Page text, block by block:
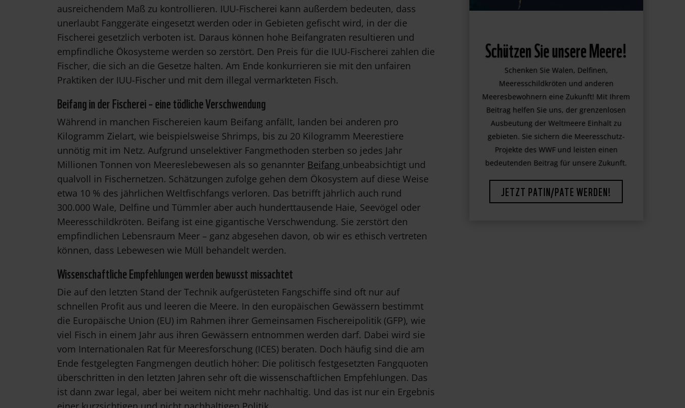
ausreichendem Maß zu kontrollieren. IUU-Fischerei kann außerdem bedeuten, dass
unerlaubt Fanggeräte eingesetzt werden oder in Gebieten gefischt wird, in der die
Fischerei gesetzlich verboten ist. Daraus können hohe Beifangraten resultieren und
empfindliche Ökosysteme werden so zerstört. Den Preis für die IUU-Fischerei zahlen die
Fischer, die sich an die Gesetze halten. Am Ende konkurrieren sie mit den unfairen
Praktiken der IUU-Fischer und mit dem illegal vermarkteten Fisch.
Beifang in der Fischerei – eine tödliche Verschwendung
Während in manchen Fischereien kaum Beifang anfällt, landen bei anderen pro
Kilogramm Zielart, wie beispielsweise Shrimps, bis zu 20 Kilogramm Meerestiere
unnötig mit im Netz. Aufgrund unselektiver Fangmethoden sterben so jedes Jahr
Millionen Tonnen von Meereslebewesen als so genannter Beifang unbeabsichtigt und
qualvoll in Fischernetzen. Schätzungen zufolge gehen dem Ökosystem auf diese Weise
etwa 10 % des jährlichen Weltfischfangs verloren. Das betrifft jährlich auch rund
300.000 Wale, Delfine und Tümmler aber auch hunderttausende Haie, Seevögel oder
Meeresschildkröten. Beifang ist eine gigantische Verschwendung. Sie zerstört den
empfindlichen Lebensraum Meer – ganz abgesehen davon, ob wir es ethisch vertreten
können, dass Lebewesen wie Müll behandelt werden.
Wissenschaftliche Empfehlungen werden bewusst missachtet
Die auf den letzten Stand der Technik aufgerüsteten Fangschiffe sind oft nur auf
schnellen Profit aus und leeren die Meere. In den europäischen Gewässern bestimmt
die Europäische Union (EU) im Rahmen ihrer Gemeinsamen Fischereipolitik (GFP), wie
viel Fisch in einem Jahr aus ihren Gewässern entnommen werden darf. Dabei wird sie
vom Internationalen Rat für Meeresforschung (ICES) beraten. Doch häufig sind die am
Ende festgelegten Fangmengen deutlich höher: Die politisch festgesetzten Fangquoten
überschritten in den letzten Jahren sehr oft die wissenschaftlichen Empfehlungen. Das
ist dann zwar legal, aber bei weitem nicht mehr nachhaltig. Und das ist nur ein Ergebnis
Schützen Sie unsere Meere!
Schenken Sie Walen, Delfinen,
Meeresschildkröten und anderen
Meeresbewohnern eine Zukunft! Mit Ihrem
Beitrag helfen Sie uns, der grenzenlosen
Ausbeutung der Weltmeere Einhalt zu
gebieten. Sie sichern die Meeresschutz-
Projekte des WWF und leisten einen
bedeutenden Beitrag für unsere Zukunft.
JETZT PATIN/PATE WERDEN!